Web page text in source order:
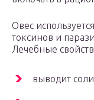
Овес
токсинов и
Лечебные
выводит